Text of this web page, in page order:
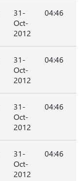
31-
Oct-
2012
04:46
31-
Oct-
2012
04:46
31-
Oct-
2012
04:46
31-
Oct-
2012
04:46